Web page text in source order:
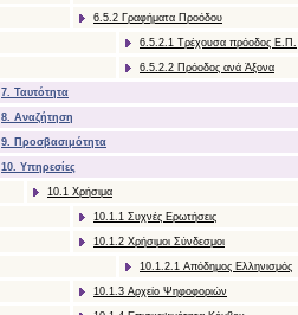
6.5.2 Γραφήματα Προόδου
6.5.2.1 Τρέχουσα πρόοδος Ε.Π.
6.5.2.2 Πρόοδος ανά Άξονα
7. Ταυτότητα
8. Αναζήτηση
9. Προσβασιμότητα
10. Υπηρεσίες
10.1 Χρήσιμα
10.1.1 Συχνές Ερωτήσεις
10.1.2 Χρήσιμοι Σύνδεσμοι
10.1.2.1 Απόδημος Ελληνισμός
10.1.3 Αρχείο Ψηφοφοριών